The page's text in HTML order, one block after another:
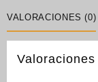
VALORACIONES (0)
Valoraciones